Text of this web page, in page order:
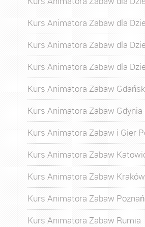
Kurs Animatora Zabaw dla
Kurs Animatora Zabaw dla
Kurs Animatora Zabaw dla
Kurs Animatora Zabaw Gdańsk
Kurs Animatora Zabaw Gdynia
Kurs Animatora Zabaw i Gier
Kurs Animatora Zabaw
Kurs Animatora Zabaw Kraków
Kurs Animatora Zabaw Poznań
Kurs Animatora Zabaw Rumia